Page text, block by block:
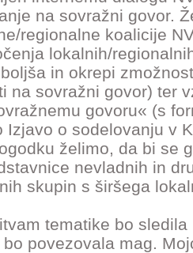
na sovražni govor.
regionalne koalicije
lokalnih/
in okrepi
na sovražni govor) ter
govoru« (s
Izjavo o sodelovanju v
želimo, da bi se
nevladnih in
skupin s širšega
tematike bo sledila
povezovala mag.